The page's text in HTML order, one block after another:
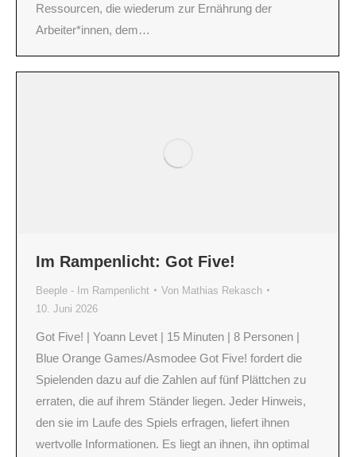
Ressourcen, die wiederum zur Ernährung der
Arbeiter*innen, dem…
Im Rampenlicht: Got Five!
Beeple - Im Rampenlicht Von Mathias Rekasch
10. Juni 2026
Got Five! | Yoann Levet | 15 Minuten | 8 Personen |
Blue Orange Games/Asmodee Got Five! fordert die
Spielenden dazu auf die Zahlen auf fünf Plättchen zu
erraten, die auf ihrem Ständer liegen. Jeder Hinweis,
den sie im Laufe des Spiels erfragen, liefert ihnen
wertvolle Informationen. Es liegt an ihnen, ihn optimal